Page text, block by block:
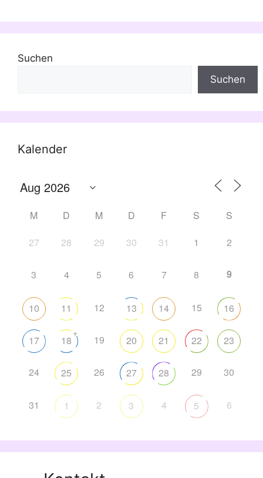
Suchen
Suchen
Kalender
M D M D F S
S
27
28 29 30 31 1 2
3 4 5 6 7 8 9
10 11 12 13 14 15 16
17 18
+
19 20 21 22 23
24 25 26 27 28 29 30
31 1 2 3 4 5 6